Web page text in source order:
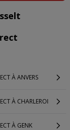
À ANVERS
À CHARLEROI
À GENK